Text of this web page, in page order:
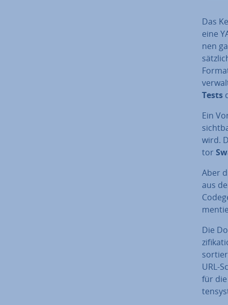
Das
eine
nen
Tests
Ein
wird.
tor
Aber
aus
Die
URL-
für